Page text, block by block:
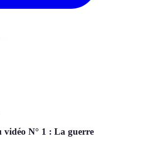
vidéo N° 1 : La guerre